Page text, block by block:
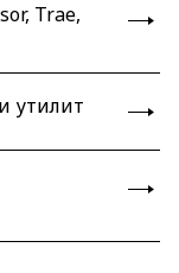
Trae,
утилит